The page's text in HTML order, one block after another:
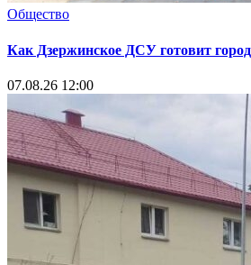
Общество
Как Дзержинское ДСУ готовит
07.08.26 12:00